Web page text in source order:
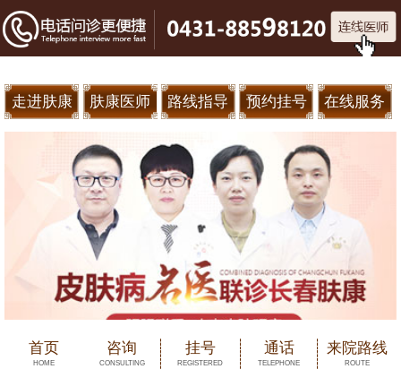
走进肤康 肤康医师 路线指导 预约挂号 在线服务
首页
HOME
咨询
CONSULTING
挂号
REGISTERED
通话
TELEPHONE
来院路线
ROUTE